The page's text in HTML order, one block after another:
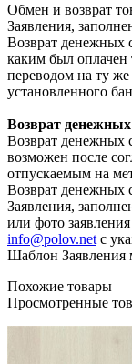
Обмен и возврат
Заявления,
Возврат денежных
каким был
переводом на ту же
установленного
Возврат денежных
Возврат денежных
возможен после
отпускаемым на
Возврат денежных
Заявления,
или фото
info@polov.net с
Шаблон Заявления
Похожие товары
Просмотренные